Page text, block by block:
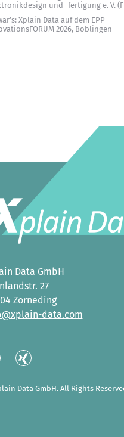
und -fertigung e. V.
Xplain Data auf dem EPP
2026, Böblingen
Data GmbH
27
Zorneding
data.com
XING
Data GmbH. All Rights